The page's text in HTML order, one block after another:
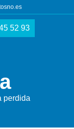
52 93
perdida